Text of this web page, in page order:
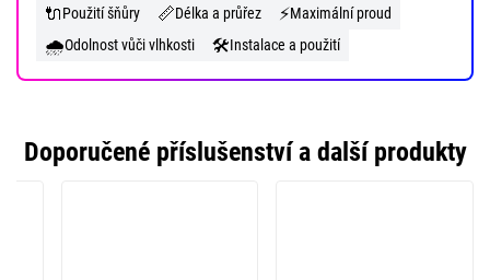
🔌Použití šňůry 📏Délka a průřez ⚡Maximální proud
🌧️Odolnost vůči vlhkosti 🛠️Instalace a použití
Doporučené příslušenství a další produkty